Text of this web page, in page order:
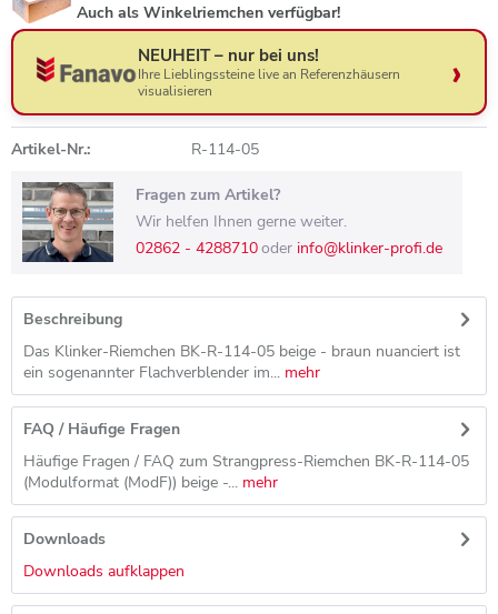
Auch als Winkelriemchen verfügbar!
NEUHEIT – nur bei uns!
Ihre Lieblingssteine live an Referenzhäusern
visualisieren
Artikel-Nr.: R-114-05
Fragen zum Artikel?
Wir helfen Ihnen gerne weiter.
02862 - 4288710oder info@klinker-profi.de
Beschreibung
Das Klinker-Riemchen BK-R-114-05 beige - braun nuanciert ist
ein sogenannter Flachverblender im... mehr
FAQ / Häufige Fragen
Häufige Fragen / FAQ zum Strangpress-Riemchen BK-R-114-05
(Modulformat (ModF)) beige -... mehr
Downloads
Downloads aufklappen